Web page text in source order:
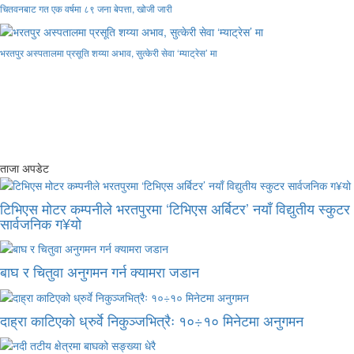
चितवनबाट गत एक वर्षमा ८९ जना बेपत्ता, खोजी जारी
भरतपुर अस्पतालमा प्रसूति शय्या अभाव, सुत्केरी सेवा ‘म्याट्रेस’ मा
ताजा अपडेट
टिभिएस मोटर कम्पनीले भरतपुरमा ‘टिभिएस अर्बिटर’ नयाँ विद्युतीय स्कुटर
सार्वजनिक ग¥यो
बाघ र चितुवा अनुगमन गर्न क्यामरा जडान
दाह्रा काटिएको ध्रुर्वे निकुञ्जभित्रैः १०÷१० मिनेटमा अनुगमन